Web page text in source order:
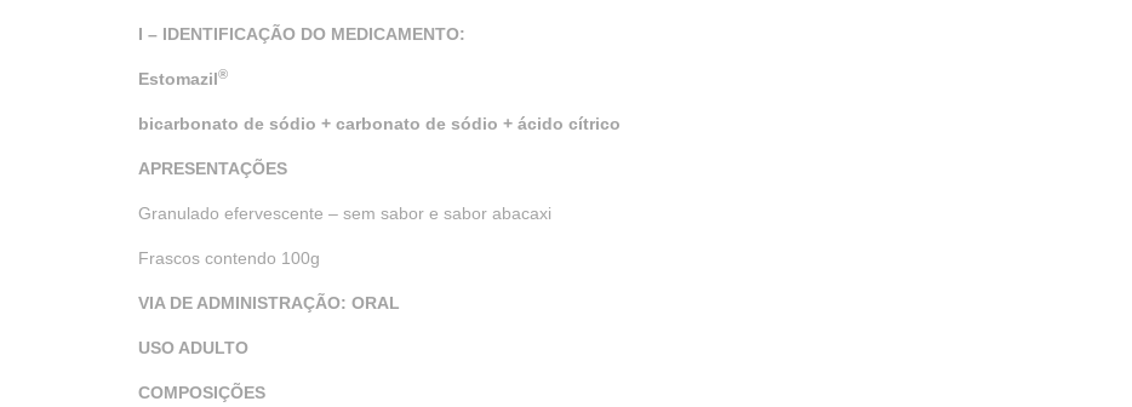
I – IDENTIFICAÇÃO DO MEDICAMENTO:
Estomazil®
bicarbonato de sódio + carbonato de sódio + ácido cítrico
APRESENTAÇÕES
Granulado efervescente – sem sabor e sabor abacaxi
Frascos contendo 100g
VIA DE ADMINISTRAÇÃO: ORAL
USO ADULTO
COMPOSIÇÕES